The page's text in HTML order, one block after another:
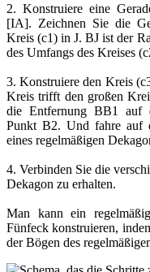
2. Konstruiere eine
[IA]. Zeichnen Sie die
Kreis (c1) in J. BJ ist der
des Umfangs des Kreises
3. Konstruiere den Kreis
Kreis trifft den großen
die Entfernung BB1 auf
Punkt B2. Und fahre auf
eines regelmäßigen
4. Verbinden Sie die
Dekagon zu erhalten.
Man kann ein
Fünfeck konstruieren,
der Bögen des